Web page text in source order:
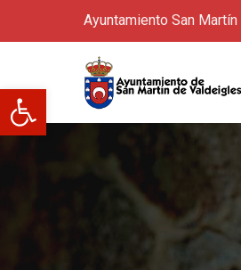
Abrir barra de herramientas
Ayuntamiento San